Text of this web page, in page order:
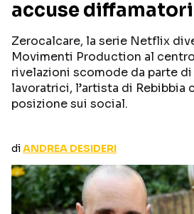
RECENSIONI
accuse
Zerocalcare, la serie Netflix
Movimenti Production al
rivelazioni scomode da parte
lavoratrici, l’artista di Rebibbia
posizione sui social.
diANDREA DESIDERI